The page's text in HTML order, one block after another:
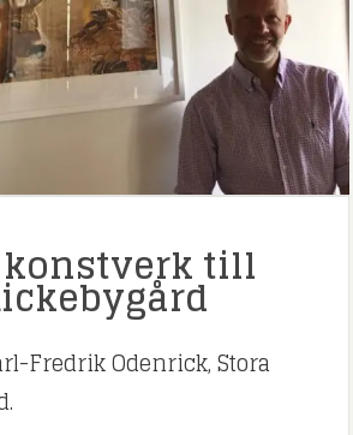
till
Fredrik Odenrick, Stora